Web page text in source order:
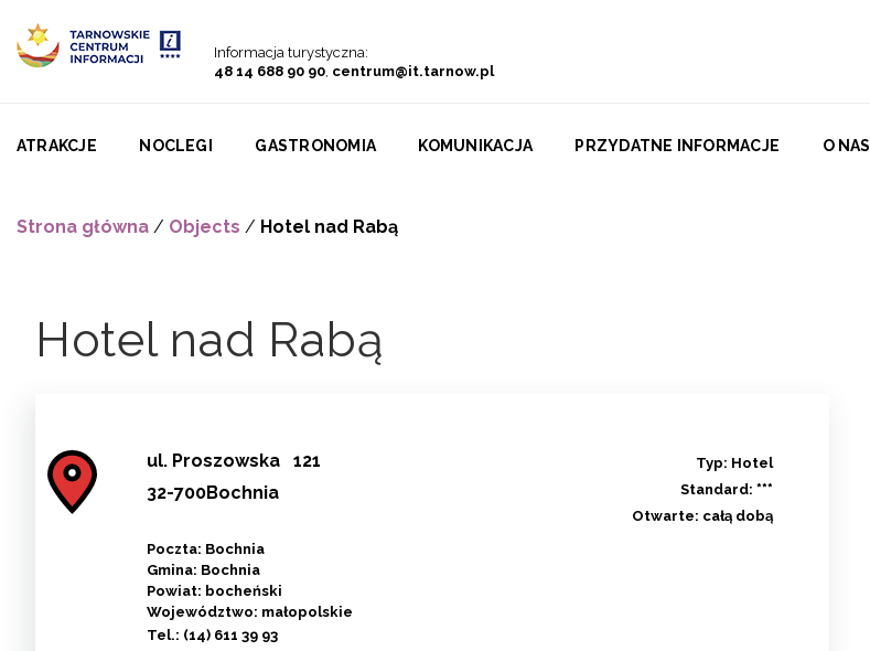
Informacja turystyczna:
48 14 688 90 90, centrum@it.tarnow.pl
ATRAKCJE NOCLEGI GASTRONOMIA KOMUNIKACJA PRZYDATNE INFORMACJE O NAS
Strona główna / Objects / Hotel nad Rabą
Hotel nad Rabą
ul. Proszowska
121
32-700Bochnia
Poczta: Bochnia
Gmina: Bochnia
Powiat: bocheński
Województwo: małopolskie
Tel.: (14) 611 39 93
Typ: Hotel
Standard: ***
Otwarte: całą dobą